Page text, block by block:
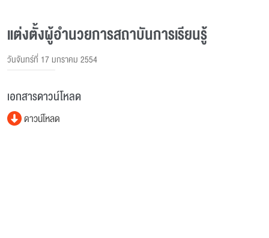
แต่งตั้งผู้อํานวยการสถาบันการเรียนรู้
วันจันทร์ที่ 17 มกราคม 2554
เอกสารดาวน์โหลด
ดาวน์โหลด